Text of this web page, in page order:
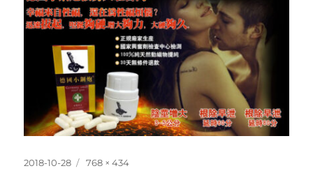
發
2018-10-28
完
768 × 434